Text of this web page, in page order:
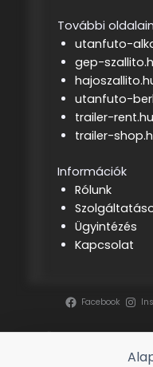
További
utanfuto-
gep-
utanfuto-
trailer-rent.hu
trailer-
Információk
Rólunk
Ügyintézés
Kapcsolat
Facebook
Szerzői jog ©2026 |
Projektmenedzsment